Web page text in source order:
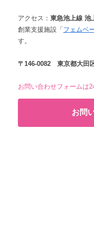
アクセス： 東急池上線 池
創業支援施設「 フェムベ
す。
〒146-0082 東京都大田
お問い合わせフォームは
お問